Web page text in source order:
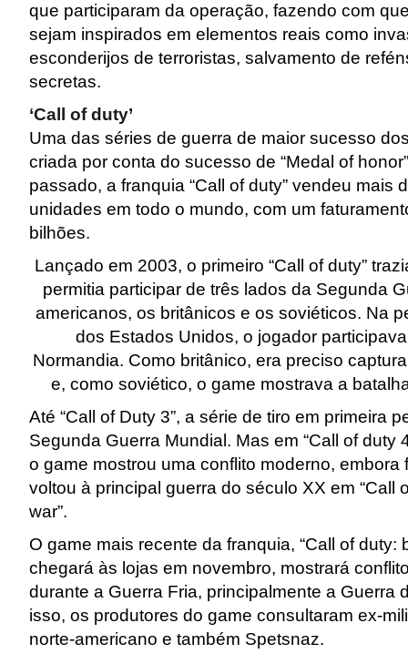
que participaram da operação, fazendo com
sejam inspirados em elementos reais como
esconderijos de terroristas, salvamento de
secretas.
‘Call of duty’
Uma das séries de guerra de maior sucesso
criada por conta do sucesso de “Medal of
passado, a franquia “Call of duty” vendeu mais
unidades em todo o mundo, com um
bilhões.
Lançado em 2003, o primeiro “Call of duty”
permitia participar de três lados da Segunda
americanos, os britânicos e os soviéticos. Na
dos Estados Unidos, o jogador
Normandia. Como britânico, era preciso
e, como soviético, o game mostrava a
Até “Call of Duty 3”, a série de tiro em primeira
Segunda Guerra Mundial. Mas em “Call of duty
o game mostrou uma conflito moderno, embora
voltou à principal guerra do século XX em “Call
war”.
O game mais recente da franquia, “Call of duty:
chegará às lojas em novembro, mostrará
durante a Guerra Fria, principalmente a Guerra
isso, os produtores do game consultaram ex-
norte-americano e também Spetsnaz.